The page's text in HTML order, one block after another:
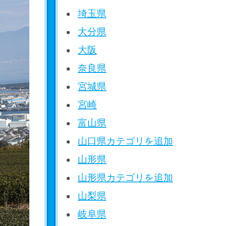
埼玉県
大分県
大阪
奈良県
宮城県
宮崎
富山県
山口県カテゴリを追加
山形県
山形県カテゴリを追加
山梨県
岐阜県